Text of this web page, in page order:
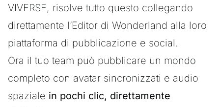
VIVERSE, risolve tutto questo collegando
direttamente l’Editor di Wonderland alla loro
piattaforma di pubblicazione e social.
Ora il tuo team può pubblicare un mondo
completo con avatar sincronizzati e audio
spaziale in pochi clic, direttamente